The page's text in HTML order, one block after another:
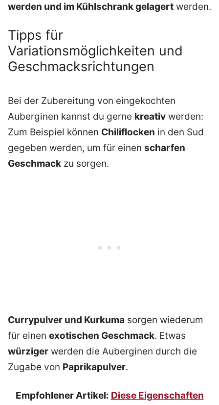
werden und im Kühlschrank gelagert werden.
Tipps für
Variationsmöglichkeiten und
Geschmacksrichtungen
Bei der Zubereitung von eingekochten
Auberginen kannst du gerne kreativ werden:
Zum Beispiel können Chiliflocken in den Sud
gegeben werden, um für einen scharfen
Geschmack zu sorgen.
Currypulver und Kurkuma sorgen wiederum
für einen exotischen Geschmack. Etwas
würziger werden die Auberginen durch die
Zugabe von Paprikapulver.
Empfohlener Artikel: Diese Eigenschaften